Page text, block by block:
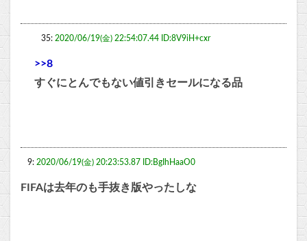
35: 2020/06/19(金) 22:54:07.44 ID:8V9iH+cxr
>>8
すぐにとんでもない値引きセールになる品
9: 2020/06/19(金) 20:23:53.87 ID:BgIhHaaO0
FIFAは去年のも手抜き版やったしな